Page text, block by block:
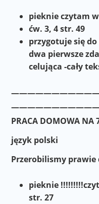
pieknie czytam
ćw. 3, 4 str. 49
przygotuje się
dwa pierwsze
celująca -cały
PRACA DOMOWA NA
język polski
Przerobilismy prawie
pieknie
str. 27